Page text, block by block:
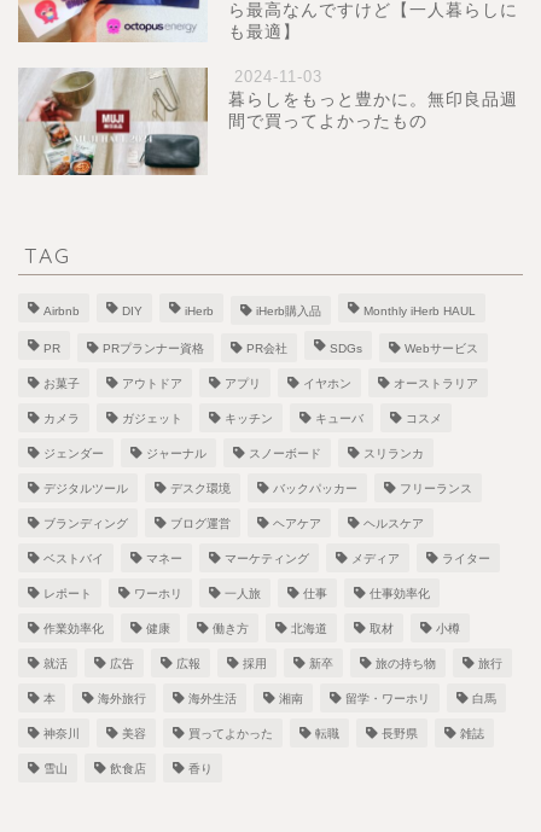
ら最高なんですけど【一人暮らしに
も最適】
2024-11-03
暮らしをもっと豊かに。無印良品週
間で買ってよかったもの
TAG
Airbnb DIY iHerb iHerb購入品 Monthly iHerb HAUL
PR PRプランナー資格 PR会社 SDGs Webサービス
お菓子 アウトドア アプリ イヤホン オーストラリア
カメラ ガジェット キッチン キューバ コスメ
ジェンダー ジャーナル スノーボード スリランカ
デジタルツール デスク環境 バックパッカー フリーランス
ブランディング ブログ運営 ヘアケア ヘルスケア
ベストバイ マネー マーケティング メディア ライター
レポート ワーホリ 一人旅 仕事 仕事効率化
作業効率化 健康 働き方 北海道 取材 小樽
就活 広告 広報 採用 新卒 旅の持ち物 旅行
本 海外旅行 海外生活 湘南 留学・ワーホリ 白馬
神奈川 美容 買ってよかった 転職 長野県 雑誌
雪山 飲食店 香り